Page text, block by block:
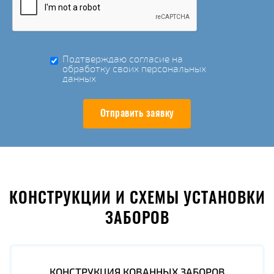
Подтверждаю согласие на
обработку своих персональных
данных
Отправить заявку
КОНСТРУКЦИИ И СХЕМЫ УСТАНОВКИ
ЗАБОРОВ